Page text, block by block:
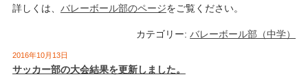
詳しくは、 バレーボール部のページをご覧ください。
カテゴリー:バレーボール部（中学）
2016年10月13日
サッカー部の大会結果を更新しました。